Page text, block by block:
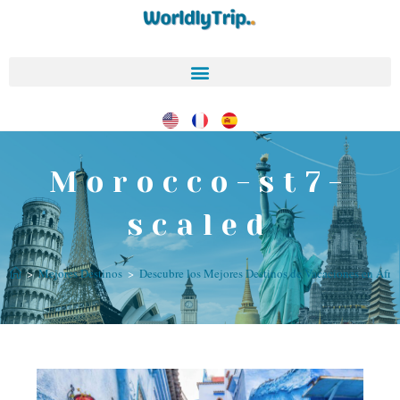
Morocco-st7-
scaled
> Mejores Destinos > Descubre los Mejores Destinos de Vacaciones en